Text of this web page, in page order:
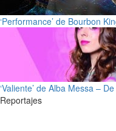
‘Performance’ de Bourbon
‘Valiente’ de Alba Messa –
Reportajes